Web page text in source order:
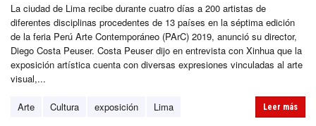
La ciudad de Lima recibe durante cuatro días a 200 artistas de
diferentes disciplinas procedentes de 13 países en la séptima edición
de la feria Perú Arte Contemporáneo (PArC) 2019, anunció su director,
Diego Costa Peuser. Costa Peuser dijo en entrevista con Xinhua que la
exposición artística cuenta con diversas expresiones vinculadas al arte
visual,...
Arte Cultura exposición Lima Leer más